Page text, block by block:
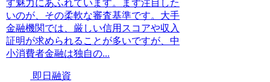
す魅力にあふれています。まず注目した
いのが、その柔軟な審査基準です。大手
金融機関では、厳しい信用スコアや収入
証明が求められることが多いですが、中
小消費者金融は独自の...
即日融資